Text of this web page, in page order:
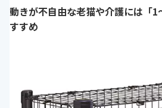
動きが不自由な老猫や介護には「
すすめ